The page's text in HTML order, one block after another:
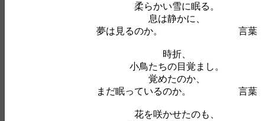
柔らかい雪に眠る。
息は静かに、
夢は見るのか。 言葉
時折、
小鳥たちの目覚まし。
覚めたのか、
まだ眠っているのか。 言葉
花を咲かせたのも、